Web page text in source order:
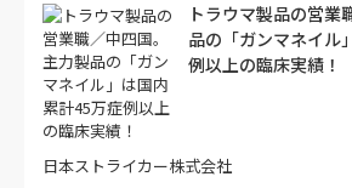
トラウマ製品の営業
品の「ガンマネイル
例以上の臨床実績！
日本ストライカー株式会社